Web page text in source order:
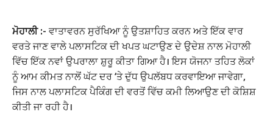
ਮੋਹਾਲੀ :- ਵਾਤਾਵਰਨ ਸੁਰੱਖਿਆ ਨੂੰ ਉਤਸ਼ਾਹਿਤ ਕਰਨ ਅਤੇ ਇੱਕ ਵਾਰ
ਵਰਤੇ ਜਾਣ ਵਾਲੇ ਪਲਾਸਟਿਕ ਦੀ ਖਪਤ ਘਟਾਉਣ ਦੇ ਉਦੇਸ਼ ਨਾਲ ਮੋਹਾਲੀ
ਵਿੱਚ ਇੱਕ ਨਵਾਂ ਉਪਰਾਲਾ ਸ਼ੁਰੂ ਕੀਤਾ ਗਿਆ ਹੈ। ਇਸ ਯੋਜਨਾ ਤਹਿਤ ਲੋਕਾਂ
ਨੂੰ ਆਮ ਕੀਮਤ ਨਾਲੋਂ ਘੱਟ ਦਰ ‘ਤੇ ਦੁੱਧ ਉਪਲੱਬਧ ਕਰਵਾਇਆ ਜਾਵੇਗਾ,
ਜਿਸ ਨਾਲ ਪਲਾਸਟਿਕ ਪੈਕਿੰਗ ਦੀ ਵਰਤੋਂ ਵਿੱਚ ਕਮੀ ਲਿਆਉਣ ਦੀ ਕੋਸ਼ਿਸ਼
ਕੀਤੀ ਜਾ ਰਹੀ ਹੈ।